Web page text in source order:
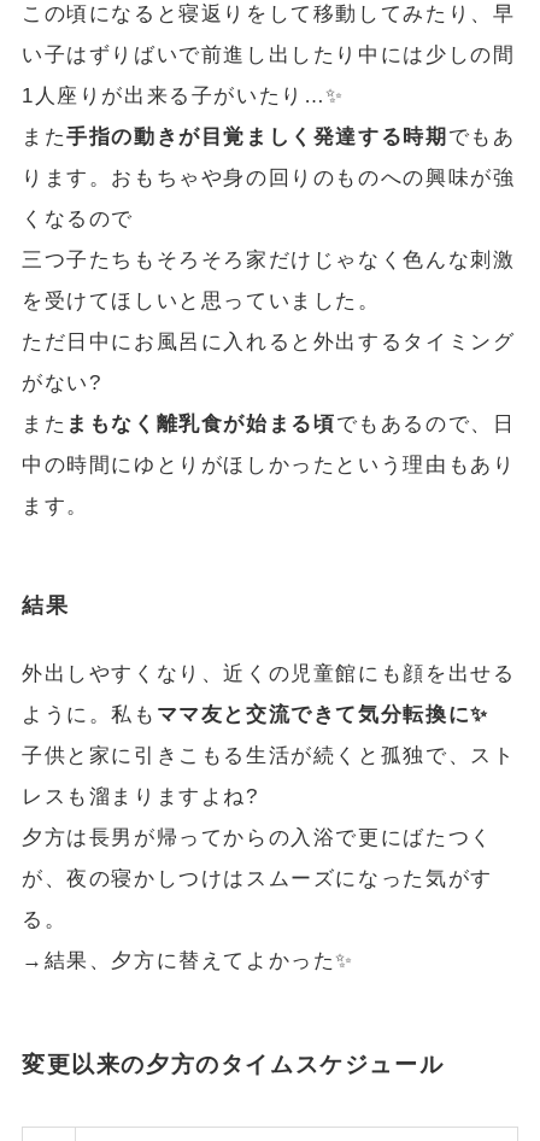
この頃になると寝返りをして移動してみたり、早
い子はずりばいで前進し出したり中には少しの間
1人座りが出来る子がいたり…✨
また手指の動きが目覚ましく発達する時期 でもあ
ります。おもちゃや身の回りのものへの興味が強
くなるので
三つ子たちもそろそろ家だけじゃなく色んな刺激
を受けてほしいと思っていました。
ただ日中にお風呂に入れると外出するタイミング
がない?
また まもなく離乳食が始まる頃でもあるので、日
中の時間にゆとりがほしかったという理由もあり
ます。
結果
外出しやすくなり、近くの児童館にも顔を出せる
ように。私も ママ友と交流できて気分転換に✨
子供と家に引きこもる生活が続くと孤独で、スト
レスも溜まりますよね?
夕方は長男が帰ってからの入浴で更にばたつく
が、夜の寝かしつけはスムーズになった気がす
る。
→結果、夕方に替えてよかった✨
変更以来の夕方のタイムスケジュール